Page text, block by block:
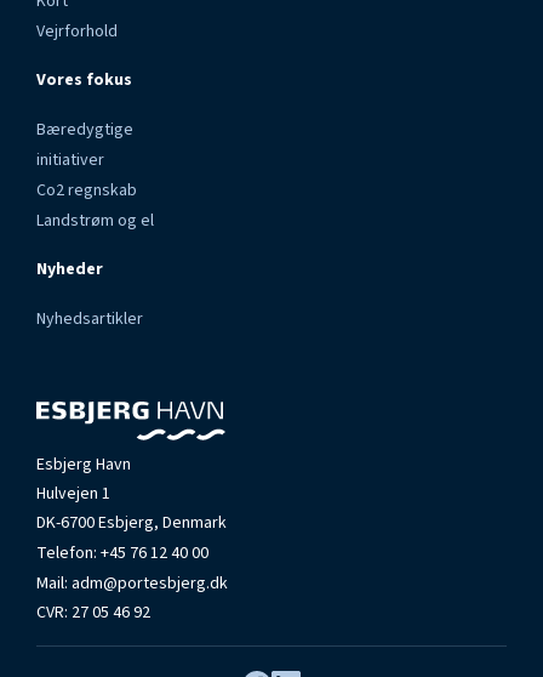
Esbjerg Havn
Hulvejen 1
DK-6700 Esbjerg, Denmark
Telefon: +45 76 12 40 00
Mail: adm@portesbjerg.dk
CVR: 27 05 46 92
Vejrforhold
Vores fokus
Bæredygtige
initiativer
Co2 regnskab
Landstrøm og el
Nyheder
Nyhedsartikler